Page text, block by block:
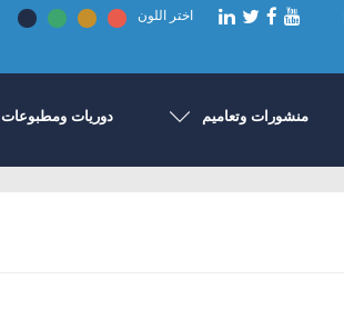
اختر اللون
منشورات وتعاميم دوريات ومطبوعات